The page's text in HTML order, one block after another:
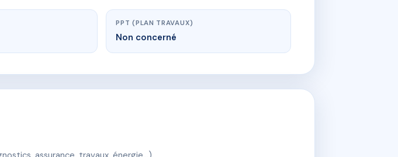
PPT (PLAN TRAVAUX)
Non concerné